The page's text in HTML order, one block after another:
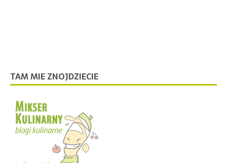
TAM MIE ZNOJDZIECIE